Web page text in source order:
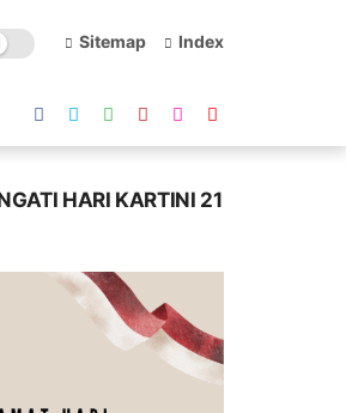
Sitemap Index
HARI KARTINI 21